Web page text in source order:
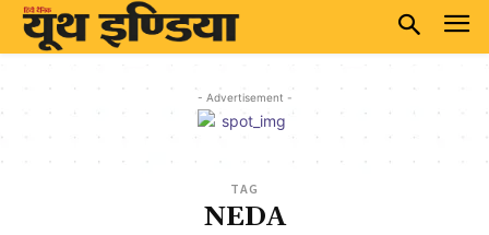
- Advertisement -
TAG
NEDA